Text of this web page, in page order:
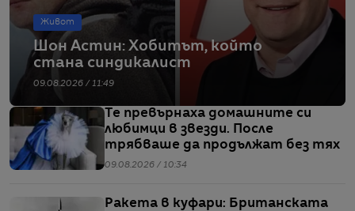
Живот
Шон Астин: Хобитът, който
стана синдикалист
09.08.2026 / 11:49
Те превърнаха домашните си
любимци в звезди. После
трябваше да продължат без тях
09.08.2026 / 10:34
Ракета в куфари: Британската